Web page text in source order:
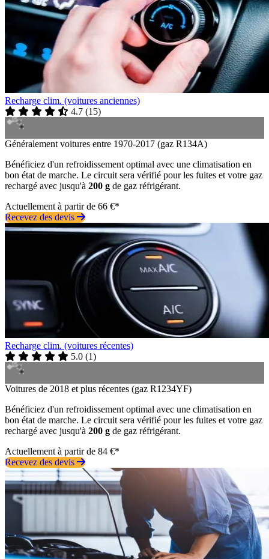
Recharge clim. (voitures anciennes)
4.7 (15)
Généralement voitures entre 1970-2017 (gaz R134A)
Bénéficiez d'un refroidissement optimal avec une climatisation en
bon état de marche. Le circuit sera vérifié pour les fuites et votre gaz
rechargé avec jusqu'à 200 g de gaz réfrigérant.
Actuellement à partir de 66 €*
Recevez des devis
Recharge clim. (voitures récentes)
5.0 (1)
Voitures de 2018 et plus récentes (gaz R1234YF)
Bénéficiez d'un refroidissement optimal avec une climatisation en
bon état de marche. Le circuit sera vérifié pour les fuites et votre gaz
rechargé avec jusqu'à 200 g de gaz réfrigérant.
Actuellement à partir de 84 €*
Recevez des devis